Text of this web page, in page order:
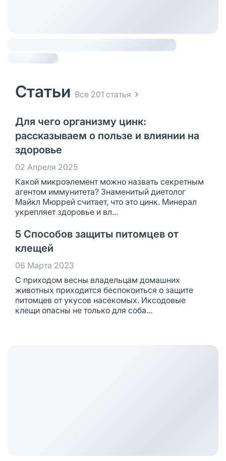
Статьи Все 201 статья
Для чего организму цинк:
рассказываем о пользе и влиянии на
здоровье
02 Апреля 2025
Какой микроэлемент можно назвать секретным
агентом иммунитета? Знаменитый диетолог
Майкл Мюррей считает, что это цинк. Минерал
укрепляет здоровье и вл...
5 Способов защиты питомцев от
клещей
06 Марта 2023
С приходом весны владельцам домашних
животных приходится беспокоиться о защите
питомцев от укусов насекомых. Иксодовые
клещи опасны не только для соба...